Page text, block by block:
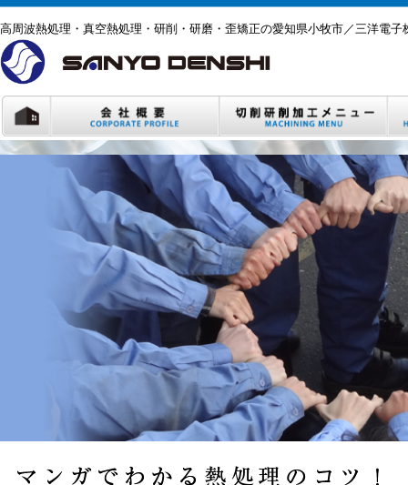
高周波熱処理・真空熱処理・研削・研磨・歪矯正の愛知県小牧市／三洋電子